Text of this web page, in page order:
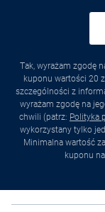
Tak, wyrażam zgodę
kuponu wartości 20
szczególności z
wyrażam zgodę na
chwili (patrz: Polityka
wykorzystany tylko
Minimalna wartość
kuponu